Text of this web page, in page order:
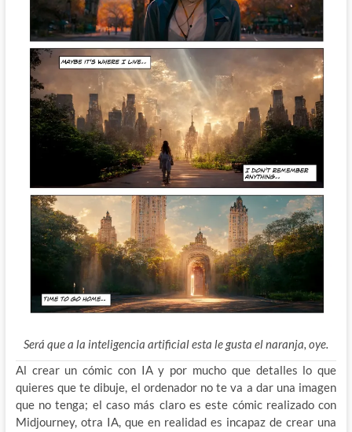
Será que a la inteligencia artificial esta le gusta el naranja, oye.
Al crear un cómic con IA y por mucho que detalles lo que
quieres que te dibuje, el ordenador no te va a dar una imagen
que no tenga; el caso más claro es este cómic realizado con
Midjourney, otra IA, que en realidad es incapaz de crear una